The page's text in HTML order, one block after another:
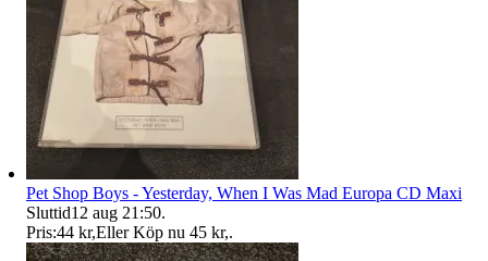
Pet Shop Boys - Yesterday, When I Was Mad Europa CD Maxi
Sluttid12 aug 21:50.
Pris:44 kr,Eller Köp nu 45 kr,.